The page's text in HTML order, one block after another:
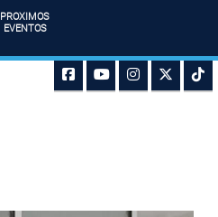
PROXIMOS
EVENTOS